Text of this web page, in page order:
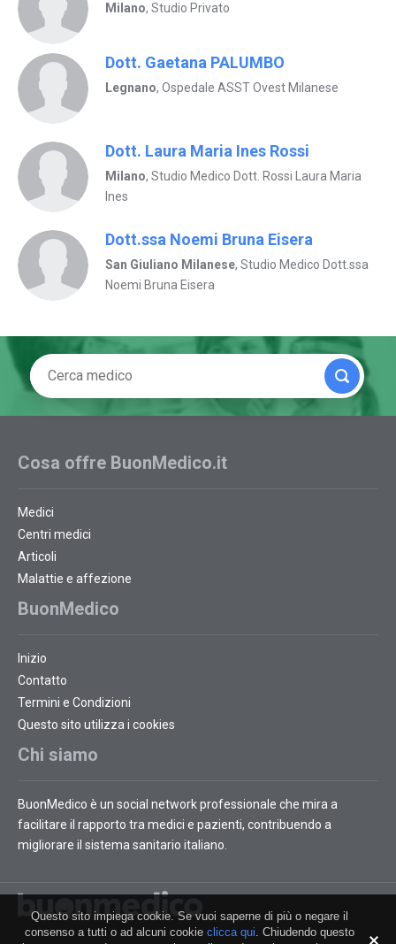
Milano, Studio Privato
Dott. Gaetana PALUMBO
Legnano, Ospedale ASST Ovest Milanese
Dott. Laura Maria Ines Rossi
Milano, Studio Medico Dott. Rossi Laura Maria
Ines
Dott.ssa Noemi Bruna Eisera
San Giuliano Milanese, Studio Medico Dott.ssa
Noemi Bruna Eisera
Cosa offre BuonMedico.it
Medici
Centri medici
Articoli
Malattie e affezione
BuonMedico
Inizio
Contatto
Termini e Condizioni
Questo sito utilizza i cookies
Chi siamo
BuonMedico è un social network professionale che mira a
facilitare il rapporto tra medici e pazienti, contribuendo a
migliorare il sistema sanitario italiano.
Questo sito impiega cookie. Se vuoi saperne di più o negare il
consenso a tutti o ad alcuni cookie clicca qui. Chiudendo questo